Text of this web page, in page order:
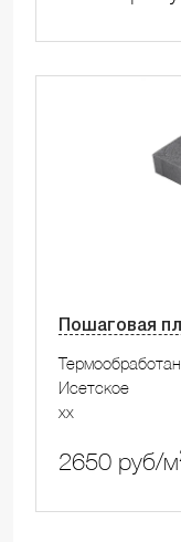
Пошаговая
Исетское
xx
2650 руб/м